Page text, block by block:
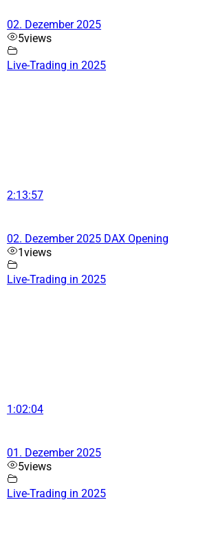
02. Dezember 2025
5views
Live-Trading in 2025
2:13:57
02. Dezember 2025 DAX Opening
1views
Live-Trading in 2025
1:02:04
01. Dezember 2025
5views
Live-Trading in 2025